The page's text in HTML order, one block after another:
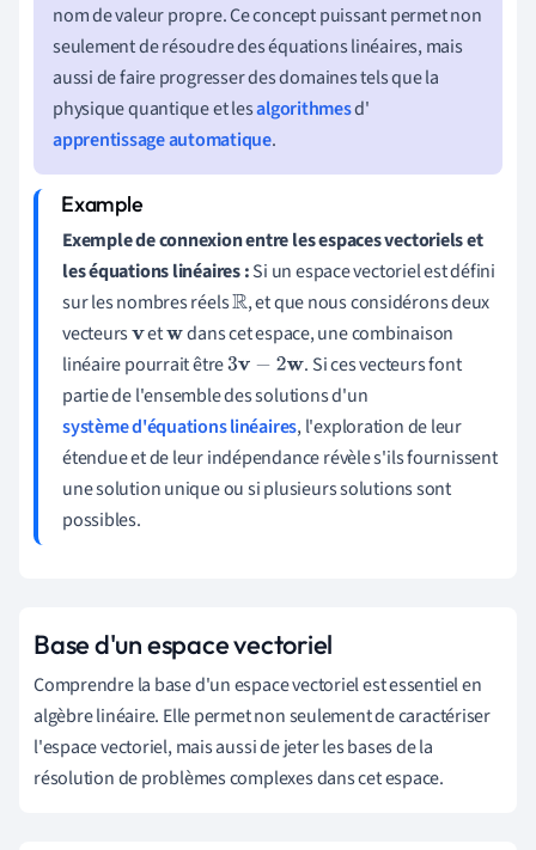
nom de valeur propre. Ce concept puissant permet non
seulement de résoudre des équations linéaires, mais
aussi de faire progresser des domaines tels que la
physique quantique et lesalgorithmesd'
apprentissage automatique.
Exemple de connexion entre les espaces vectoriels et
les équations linéaires :Si un espace vectoriel est défini
sur les nombres réelsR, et que nous considérons deux
vecteursvetw dans cet espace, une combinaison
linéaire pourrait être3v− 2w
. Si ces vecteurs font
partie de l'ensemble des solutions d'un
système d'équations linéaires, l'exploration de leur
étendue et de leur indépendance révèle s'ils fournissent
une solution unique ou si plusieurs solutions sont
possibles.
Base d'un espace vectoriel
Comprendre la base d'un espace vectoriel est essentiel en
algèbre linéaire. Elle permet non seulement de caractériser
l'espace vectoriel, mais aussi de jeter les bases de la
résolution de problèmes complexes dans cet espace.